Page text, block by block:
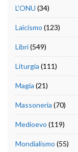
L'ONU (34)
Laicismo (123)
Libri(549)
Liturgia (111)
Magia (21)
Massoneria (70)
Medioevo (119)
Mondialismo (55)